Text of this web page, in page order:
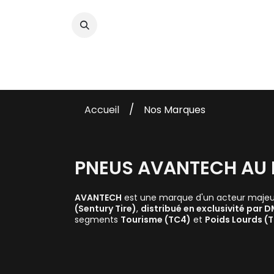
Accueil / Nos Marques
PNEUS AVANTECH
AVANTECH est une marque d'un acteur
(Sentury Tire), distribué en exclusivité par
segments Tourisme (TC4) et Poids Lourds